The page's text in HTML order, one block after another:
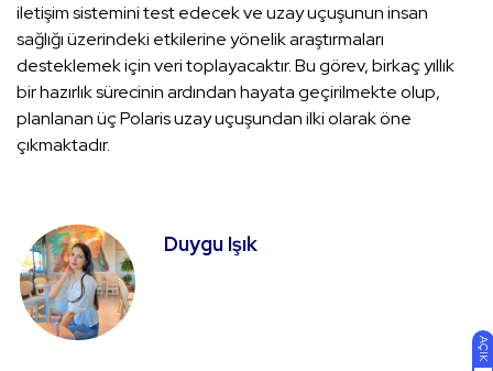
AÇIK
iletişim sistemini test edecek ve uzay uçuşunun insan
sağlığı üzerindeki etkilerine yönelik araştırmaları
desteklemek için veri toplayacaktır. Bu görev, birkaç yıllık
bir hazırlık sürecinin ardından hayata geçirilmekte olup,
planlanan üç Polaris uzay uçuşundan ilki olarak öne
çıkmaktadır.
Duygu Işık